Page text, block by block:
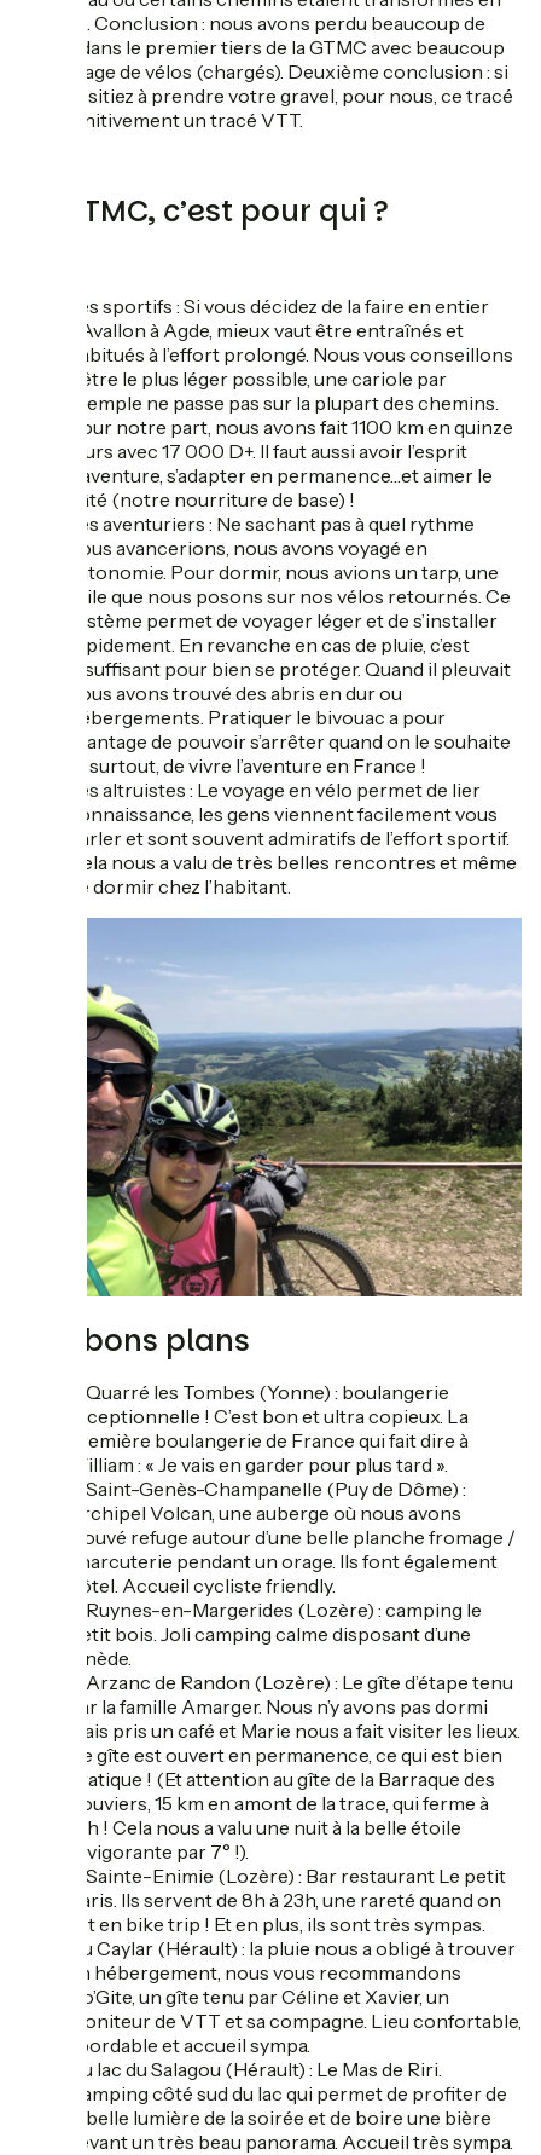
rivières. Conclusion : nous avons perdu beaucoup de
temps dans le premier tiers de la GTMC avec beaucoup
de portage de vélos (chargés). Deuxième conclusion : si
vous hésitiez à prendre votre gravel, pour nous, ce tracé
est définitivement un tracé VTT.
La GTMC, c’est pour qui ?
Les sportifs : Si vous décidez de la faire en entier
d’Avallon à Agde, mieux vaut être entraînés et
habitués à l’effort prolongé. Nous vous conseillons
d’être le plus léger possible, une cariole par
exemple ne passe pas sur la plupart des chemins.
Pour notre part, nous avons fait 1100 km en quinze
jours avec 17 000 D+. Il faut aussi avoir l’esprit
d’aventure, s’adapter en permanence…et aimer le
pâté (notre nourriture de base) !
Les aventuriers : Ne sachant pas à quel rythme
nous avancerions, nous avons voyagé en
autonomie. Pour dormir, nous avions un tarp, une
toile que nous posons sur nos vélos retournés. Ce
système permet de voyager léger et de s’installer
rapidement. En revanche en cas de pluie, c’est
insuffisant pour bien se protéger. Quand il pleuvait
nous avons trouvé des abris en dur ou
hébergements. Pratiquer le bivouac a pour
avantage de pouvoir s’arrêter quand on le souhaite
et surtout, de vivre l’aventure en France !
Les altruistes : Le voyage en vélo permet de lier
connaissance, les gens viennent facilement vous
parler et sont souvent admiratifs de l’effort sportif.
Cela nous a valu de très belles rencontres et même
de dormir chez l’habitant.
Nos bons plans
A Quarré les Tombes (Yonne) : boulangerie
exceptionnelle ! C’est bon et ultra copieux. La
première boulangerie de France qui fait dire à
William : « Je vais en garder pour plus tard ».
A Saint-Genès-Champanelle (Puy de Dôme) :
Archipel Volcan, une auberge où nous avons
trouvé refuge autour d’une belle planche fromage /
charcuterie pendant un orage. Ils font également
hôtel. Accueil cycliste friendly.
A Ruynes-en-Margerides (Lozère) : camping le
Petit bois. Joli camping calme disposant d’une
pinède.
A Arzanc de Randon (Lozère) : Le gîte d’étape tenu
par la famille Amarger. Nous n’y avons pas dormi
mais pris un café et Marie nous a fait visiter les lieux.
Ce gîte est ouvert en permanence, ce qui est bien
pratique ! (Et attention au gîte de la Barraque des
Bouviers, 15 km en amont de la trace, qui ferme à
17h ! Cela nous a valu une nuit à la belle étoile
revigorante par 7° !).
A Sainte-Enimie (Lozère) : Bar restaurant Le petit
Paris. Ils servent de 8h à 23h, une rareté quand on
est en bike trip ! Et en plus, ils sont très sympas.
Au Caylar (Hérault) : la pluie nous a obligé à trouver
un hébergement, nous vous recommandons
Co’Gite, un gîte tenu par Céline et Xavier, un
moniteur de VTT et sa compagne. Lieu confortable,
abordable et accueil sympa.
Au lac du Salagou (Hérault) : Le Mas de Riri.
Camping côté sud du lac qui permet de profiter de
la belle lumière de la soirée et de boire une bière
devant un très beau panorama. Accueil très sympa.